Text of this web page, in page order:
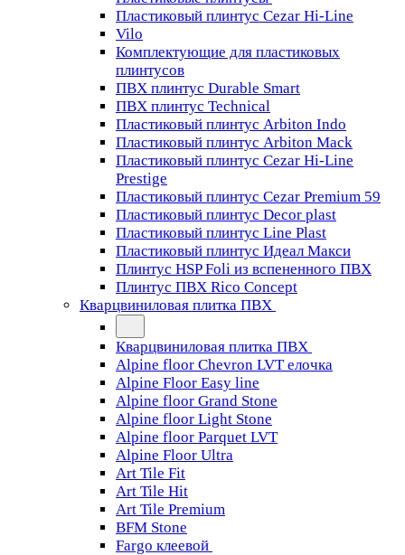
Пластиковый плинтус Cezar Hi-Line
Vilo
Комплектующие для пластиковых
плинтусов
ПВХ плинтус Durable Smart
ПВХ плинтус Technical
Пластиковый плинтус Arbiton Indo
Пластиковый плинтус Arbiton Mack
Пластиковый плинтус Cezar Hi-Line
Prestige
Пластиковый плинтус Cezar Premium 59
Пластиковый плинтус Decor plast
Пластиковый плинтус Line Plast
Пластиковый плинтус Идеал Макси
Плинтус HSP Foli из вспененного ПВХ
Плинтус ПВХ Rico Concept
Кварцвиниловая плитка ПВХ
Кварцвиниловая плитка ПВХ
Alpine floor Chevron LVT елочка
Alpine Floor Easy line
Alpine floor Grand Stone
Alpine floor Light Stone
Alpine floor Parquet LVT
Alpine Floor Ultra
Art Tile Fit
Art Tile Hit
Art Tile Premium
BFM Stone
Fargo клеевой